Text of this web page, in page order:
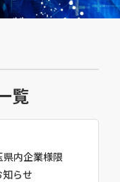
覧
県内企業様限
らせ